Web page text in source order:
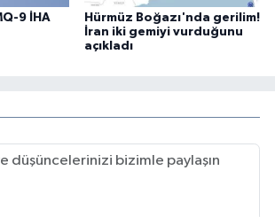
9 İHA
Hürmüz Boğazı'nda gerilim!
İran iki gemiyi vurduğunu
açıkladı